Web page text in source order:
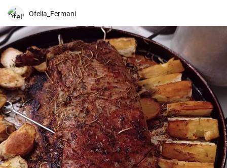
Ofelia_Fermani